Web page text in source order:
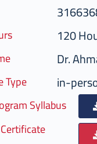
120
Dr.
Type in-
Syllabus